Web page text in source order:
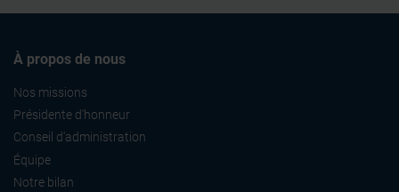
À propos de nous
Nos missions
Présidente d'honneur
Conseil d'administration
Équipe
Notre bilan